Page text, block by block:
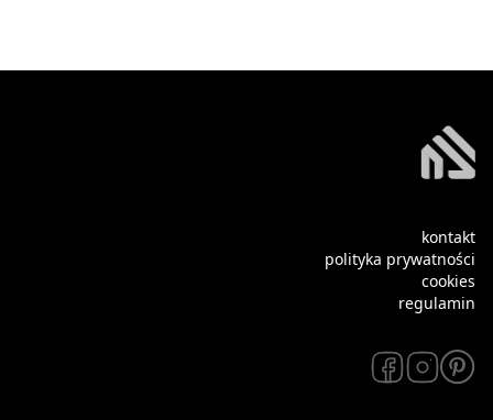
kontakt
polityka prywatności
cookies
regulamin